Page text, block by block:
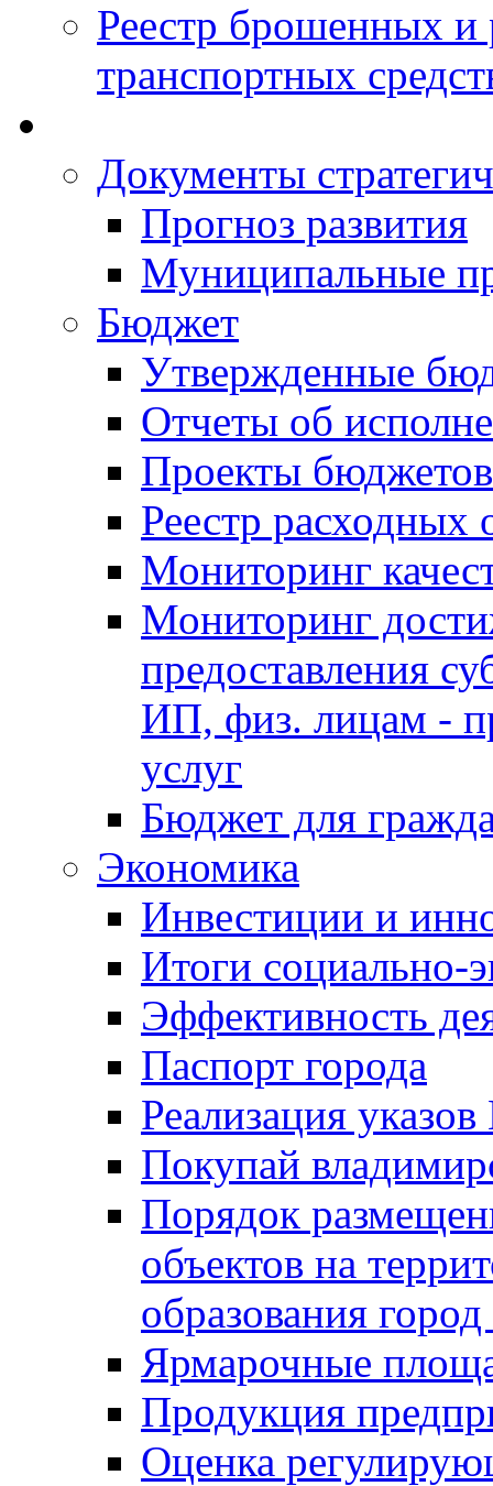
Реестр брошенных и
транспортных
Документы
Прогноз развития
Муниципальные
Бюджет
Утвержденные
Отчеты об
Проекты бюджетов
Реестр расходных
Мониторинг
Мониторинг
предоставления
ИП, физ. лицам -
услуг
Бюджет для
Экономика
Инвестиции и
Итоги социально-
Эффективность
Паспорт города
Реализация
Покупай
Порядок
объектов на
образования
Ярмарочные
Продукция
Оценка